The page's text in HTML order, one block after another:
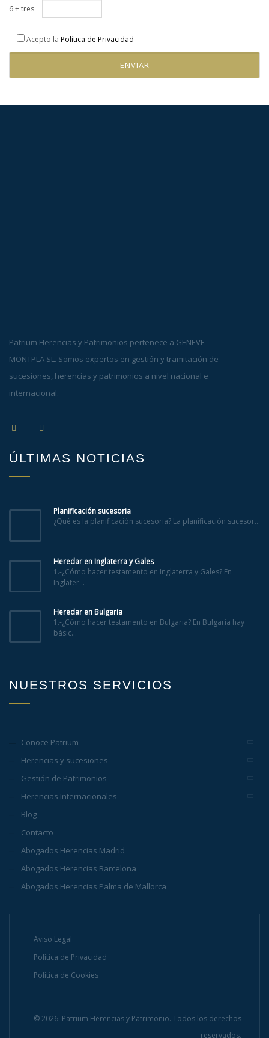
6 + tres
Acepto la Política de Privacidad
Patrium Herencias y Patrimonios pertenece a GENEVE
MONTPLA SL. Somos expertos en gestión y tramitación de
sucesiones, herencias y patrimonios a nivel nacional e
internacional.
ÚLTIMAS NOTICIAS
Planificación sucesoria
¿Qué es la planificación sucesoria? La planificación sucesor...
Heredar en Inglaterra y Gales
1.-¿Cómo hacer testamento en Inglaterra y Gales? En
Inglater...
Heredar en Bulgaria
1.-¿Cómo hacer testamento en Bulgaria? En Bulgaria hay
básic...
NUESTROS SERVICIOS
Conoce Patrium
Herencias y sucesiones
Gestión de Patrimonios
Herencias Internacionales
Blog
Contacto
Abogados Herencias Madrid
Abogados Herencias Barcelona
Abogados Herencias Palma de Mallorca
Aviso Legal
Política de Privacidad
Política de Cookies
© 2026. Patrium Herencias y Patrimonio. Todos los derechos
reservados.